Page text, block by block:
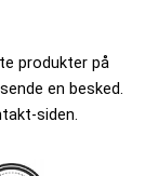
produkter på
en besked.
siden.